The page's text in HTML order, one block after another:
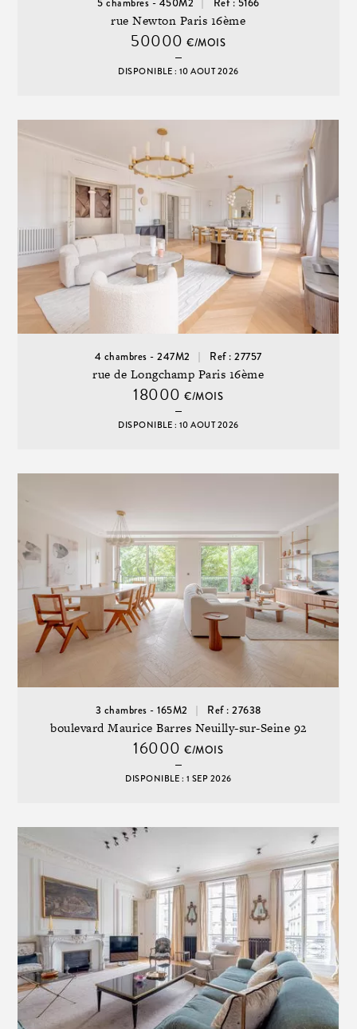
5 chambres - 450M2 Ref : 5166
rue Newton Paris 16ème
50000€/MOIS
DISPONIBLE : 10 AOUT 2026
4 chambres - 247M2 Ref : 27757
rue de Longchamp Paris 16ème
18000€/MOIS
DISPONIBLE : 10 AOUT 2026
3 chambres - 165M2 Ref : 27638
boulevard Maurice Barres Neuilly-sur-Seine 92
16000€/MOIS
DISPONIBLE : 1 SEP 2026